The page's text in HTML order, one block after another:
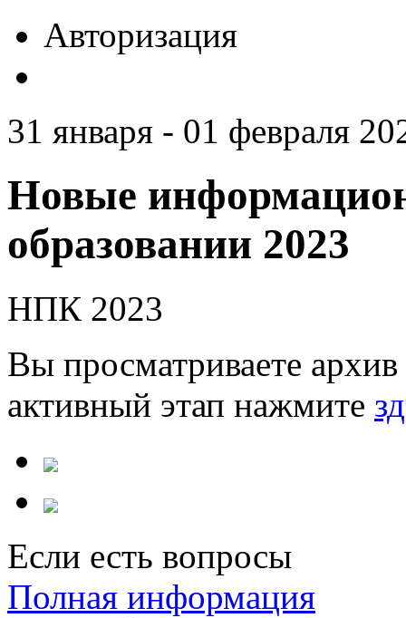
Авторизация
31 января - 01 февраля
Новые
образовании 2023
НПК 2023
Вы просматриваете
активный этап нажмите
Если есть вопросы
Полная информация